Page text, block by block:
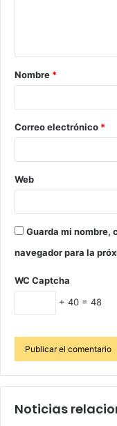
Nombre *
Correo electrónico *
Web
Guarda mi nombre,
navegador para la
WC Captcha
+ 40 = 48
Noticias